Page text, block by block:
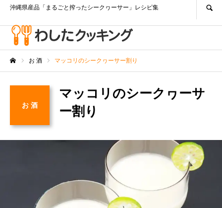
沖縄県産品「まるごと搾ったシークヮーサー」レシピ集
お 酒 マッコリのシークヮーサー割り
お 酒
マッコリのシークヮーサ
ー割り